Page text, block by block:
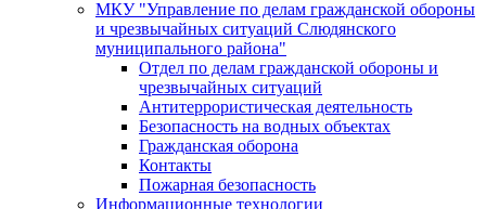
МКУ "Управление по делам гражданской обороны
и чрезвычайных ситуаций Слюдянского
муниципального района"
Отдел по делам гражданской обороны и
чрезвычайных ситуаций
Антитеррористическая деятельность
Безопасность на водных объектах
Гражданская оборона
Контакты
Пожарная безопасность
Информационные технологии